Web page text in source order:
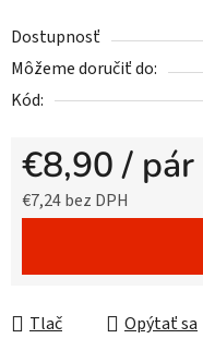
Dostupnosť
Môžeme doručiť do:
Kód:
€8,90/ pár
€7,24 bez DPH
Tlač Opýtať sa